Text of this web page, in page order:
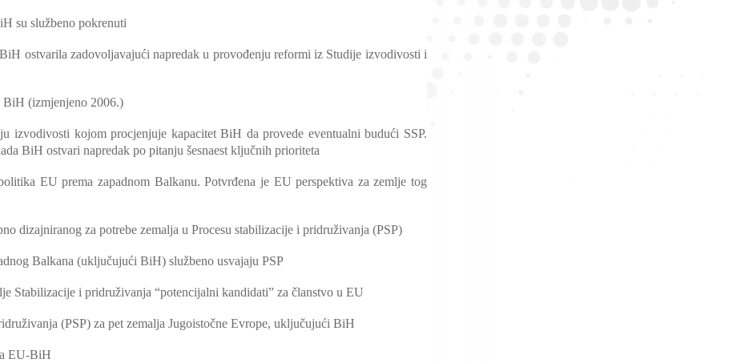
su službeno pokrenuti
ostvarila zadovoljavajući napredak u provođenju reformi iz Studije izvodivosti i
BiH (izmjenjeno 2006.)
izvodivosti kojom procjenjuje kapacitet BiH da provede eventualni budući SSP.
BiH ostvari napredak po pitanju šesnaest ključnih prioriteta
EU prema zapadnom Balkanu. Potvrđena je EU perspektiva za zemlje tog
dizajniranog za potrebe zemalja u Procesu stabilizacije i pridruživanja (PSP)
Balkana (uključujući BiH) službeno usvajaju PSP
Stabilizacije i pridruživanja “potencijalni kandidati” za članstvo u EU
(PSP) za pet zemalja Jugoistočne Evrope, uključujući BiH
EU-BiH